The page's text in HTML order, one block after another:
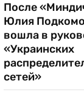
После
Юлия
вошла в
«Украинских
сетей»